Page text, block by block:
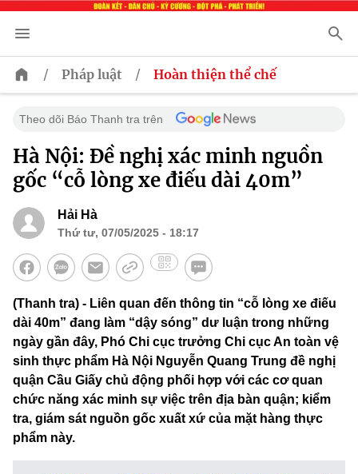
/ Pháp luật / Hoàn thiện thể chế
Theo dõi Báo Thanh tra trên
Hà Nội: Đề nghị xác minh nguồn
gốc “cỗ lòng xe điếu dài 40m”
Hải Hà
Thứ tư, 07/05/2025 - 18:17
(Thanh tra) - Liên quan đến thông tin “cỗ lòng xe điếu
dài 40m” đang làm “dậy sóng” dư luận trong những
ngày gần đây, Phó Chi cục trưởng Chi cục An toàn vệ
sinh thực phẩm Hà Nội Nguyễn Quang Trung đề nghị
quận Cầu Giấy chủ động phối hợp với các cơ quan
chức năng xác minh sự việc trên địa bàn quận; kiểm
tra, giám sát nguồn gốc xuất xứ của mặt hàng thực
phẩm này.